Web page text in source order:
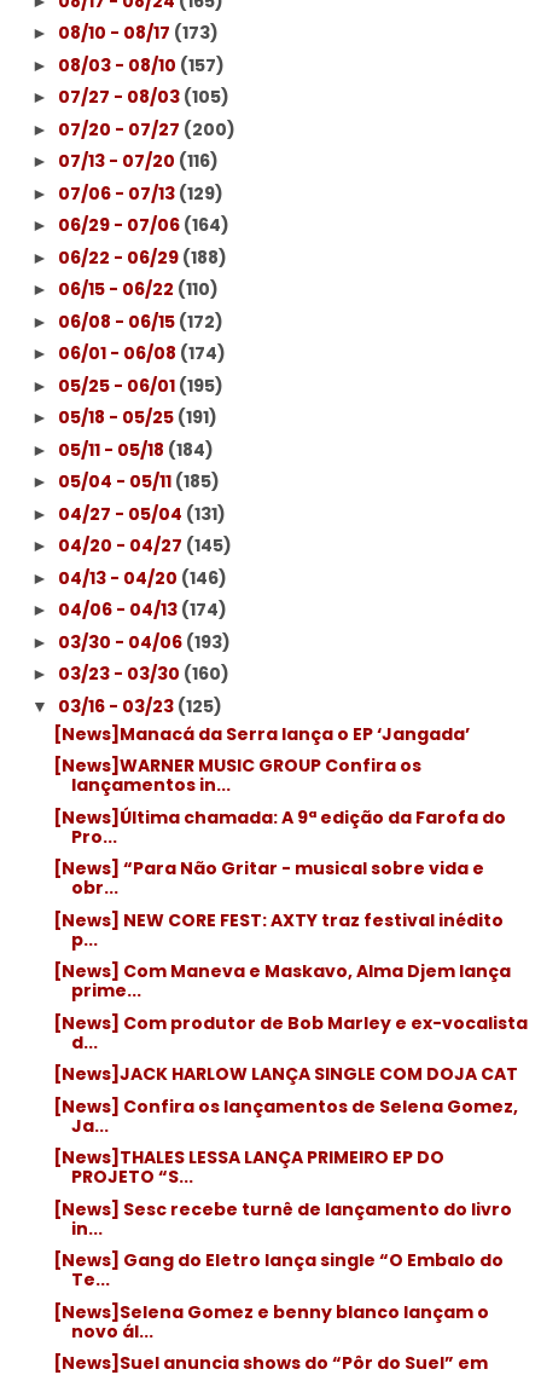
► 08/10 - 08/17 (173)
► 08/03 - 08/10 (157)
► 07/27 - 08/03 (105)
► 07/20 - 07/27 (200)
► 07/13 - 07/20 (116)
► 07/06 - 07/13 (129)
► 06/29 - 07/06 (164)
► 06/22 - 06/29 (188)
► 06/15 - 06/22 (110)
► 06/08 - 06/15 (172)
► 06/01 - 06/08 (174)
► 05/25 - 06/01 (195)
► 05/18 - 05/25 (191)
► 05/11 - 05/18 (184)
► 05/04 - 05/11 (185)
► 04/27 - 05/04 (131)
► 04/20 - 04/27 (145)
► 04/13 - 04/20 (146)
► 04/06 - 04/13 (174)
► 03/30 - 04/06 (193)
► 03/23 - 03/30 (160)
▼ 03/16 - 03/23 (125)
[News]Manacá da Serra lança o EP ‘Jangada’
[News]WARNER MUSIC GROUP Confira os
lançamentos in...
[News]Última chamada: A 9ª edição da Farofa do
Pro...
[News] “Para Não Gritar - musical sobre vida e
obr...
[News] NEW CORE FEST: AXTY traz festival inédito
p...
[News] Com Maneva e Maskavo, Alma Djem lança
prime...
[News] Com produtor de Bob Marley e ex-vocalista
d...
[News]JACK HARLOW LANÇA SINGLE COM DOJA CAT
[News] Confira os lançamentos de Selena Gomez,
Ja...
[News]THALES LESSA LANÇA PRIMEIRO EP DO
PROJETO “S...
[News] Sesc recebe turnê de lançamento do livro
in...
[News] Gang do Eletro lança single “O Embalo do
Te...
[News]Selena Gomez e benny blanco lançam o
novo ál...
[News]Suel anuncia shows do “Pôr do Suel” em